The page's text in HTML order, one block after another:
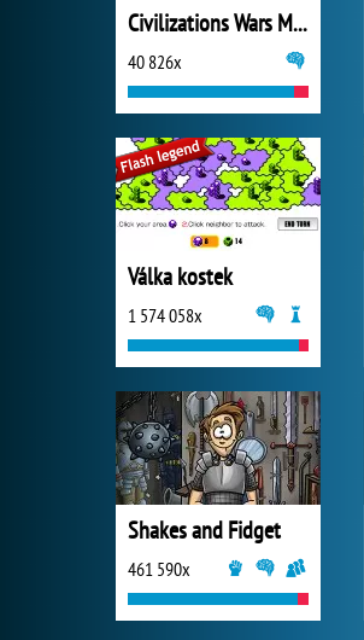
Civilizations Wars Master Edition
40 826x
Válka kostek
1 574 058x
Shakes and Fidget
461 590x